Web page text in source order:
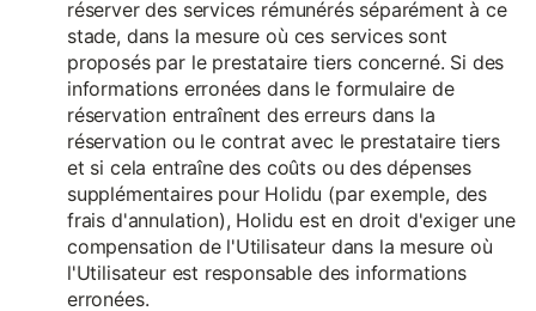
réserver des services rémunérés séparément à ce
stade, dans la mesure où ces services sont
proposés par le prestataire tiers concerné. Si des
informations erronées dans le formulaire de
réservation entraînent des erreurs dans la
réservation ou le contrat avec le prestataire tiers
et si cela entraîne des coûts ou des dépenses
supplémentaires pour Holidu (par exemple, des
frais d'annulation), Holidu est en droit d'exiger une
compensation de l'Utilisateur dans la mesure où
l'Utilisateur est responsable des informations
erronées.